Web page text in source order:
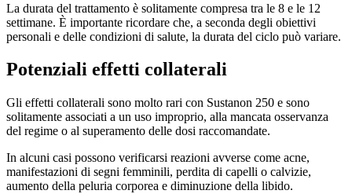
La durata del trattamento è solitamente compresa tra le 8 e le 12
settimane. È importante ricordare che, a seconda degli obiettivi
personali e delle condizioni di salute, la durata del ciclo può variare.
Potenziali effetti collaterali
Gli effetti collaterali sono molto rari con Sustanon 250 e sono
solitamente associati a un uso improprio, alla mancata osservanza
del regime o al superamento delle dosi raccomandate.
In alcuni casi possono verificarsi reazioni avverse come acne,
manifestazioni di segni femminili, perdita di capelli o calvizie,
aumento della peluria corporea e diminuzione della libido.